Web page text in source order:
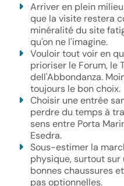
Arriver en plein
que la visite restera
minéralité du site
qu'on ne l'imagine.
Vouloir tout voir en
prioriser le Forum, le
dell'Abbondanza.
toujours le bon choix.
Choisir une entrée
perdre du temps à
sens entre Porta
Esedra.
Sous-estimer la
physique, surtout sur
bonnes chaussures
pas optionnelles.